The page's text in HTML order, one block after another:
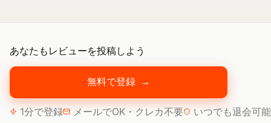
あなたもレビューを投稿しよう
無料で登録 →
1分で登録 メールでOK・クレカ不要 いつでも退会可能